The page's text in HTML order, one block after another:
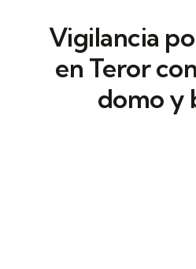
Vigilancia
en Teror
domo y